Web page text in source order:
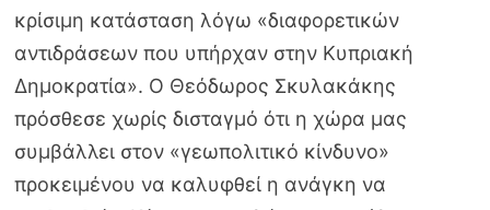
κρίσιμη κατάσταση λόγω «διαφορετικών
αντιδράσεων που υπήρχαν στην Κυπριακή
Δημοκρατία». Ο Θεόδωρος Σκυλακάκης
πρόσθεσε χωρίς δισταγμό ότι η χώρα μας
συμβάλλει στον «γεωπολιτικό κίνδυνο»
προκειμένου να καλυφθεί η ανάγκη να